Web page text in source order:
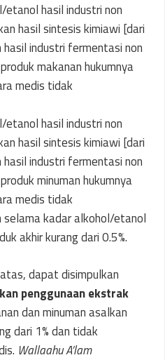
etanol hasil industri non
hasil sintesis kimiawi [dari
industri fermentasi non
makanan hukumnya
medis tidak
etanol hasil industri non
hasil sintesis kimiawi [dari
industri fermentasi non
minuman hukumnya
medis tidak
selama kadar alkohol/etanol
akhir kurang dari 0.5%.
dapat disimpulkan
penggunaan ekstrak
dan minuman asalkan
dari 1% dan tidak
Wallaahu A’lam